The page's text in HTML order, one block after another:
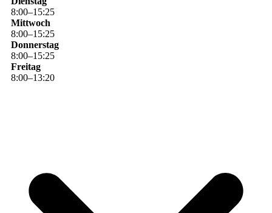
8:00–15:25
Mittwoch
8:00–15:25
Donnerstag
8:00–15:25
Freitag
8:00–13:20